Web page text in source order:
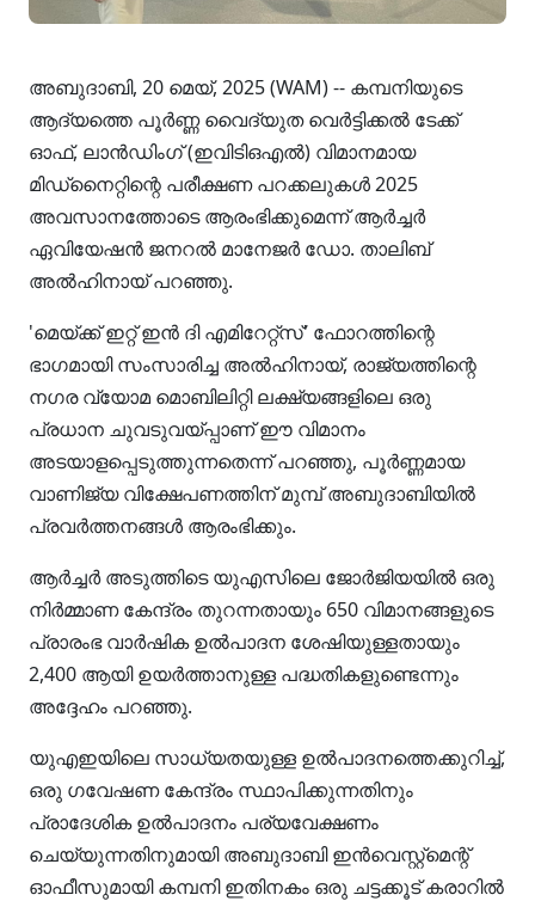
അബുദാബി, 20 മെയ്, 2025 (WAM) -- കമ്പനിയുടെ
ആദ്യത്തെ പൂർണ്ണ വൈദ്യുത വെർട്ടിക്കൽ ടേക്ക്
ഓഫ്, ലാൻഡിംഗ് (ഇവിടിഒഎൽ) വിമാനമായ
മിഡ്‌നൈറ്റിന്റെ പരീക്ഷണ പറക്കലുകൾ 2025
അവസാനത്തോടെ ആരംഭിക്കുമെന്ന് ആർച്ചർ
ഏവിയേഷൻ ജനറൽ മാനേജർ ഡോ. താലിബ്
അൽഹിനായ് പറഞ്ഞു.
'മെയ്ക്ക് ഇറ്റ് ഇൻ ദി എമിറേറ്റ്‌സ്' ഫോറത്തിന്റെ
ഭാഗമായി സംസാരിച്ച അൽഹിനായ്, രാജ്യത്തിന്റെ
നഗര വ്യോമ മൊബിലിറ്റി ലക്ഷ്യങ്ങളിലെ ഒരു
പ്രധാന ചുവടുവയ്പ്പാണ് ഈ വിമാനം
അടയാളപ്പെടുത്തുന്നതെന്ന് പറഞ്ഞു, പൂർണ്ണമായ
വാണിജ്യ വിക്ഷേപണത്തിന് മുമ്പ് അബുദാബിയിൽ
പ്രവർത്തനങ്ങൾ ആരംഭിക്കും.
ആർച്ചർ അടുത്തിടെ യുഎസിലെ ജോർജിയയിൽ ഒരു
നിർമ്മാണ കേന്ദ്രം തുറന്നതായും 650 വിമാനങ്ങളുടെ
പ്രാരംഭ വാർഷിക ഉൽ‌പാദന ശേഷിയുള്ളതായും
2,400 ആയി ഉയർത്താനുള്ള പദ്ധതികളുണ്ടെന്നും
അദ്ദേഹം പറഞ്ഞു.
യുഎഇയിലെ സാധ്യതയുള്ള ഉൽ‌പാദനത്തെക്കുറിച്ച്,
ഒരു ഗവേഷണ കേന്ദ്രം സ്ഥാപിക്കുന്നതിനും
പ്രാദേശിക ഉൽ‌പാദനം പര്യവേക്ഷണം
ചെയ്യുന്നതിനുമായി അബുദാബി ഇൻ‌വെസ്റ്റ്‌മെന്റ്
ഓഫീസുമായി കമ്പനി ഇതിനകം ഒരു ചട്ടക്കൂട് കരാറിൽ